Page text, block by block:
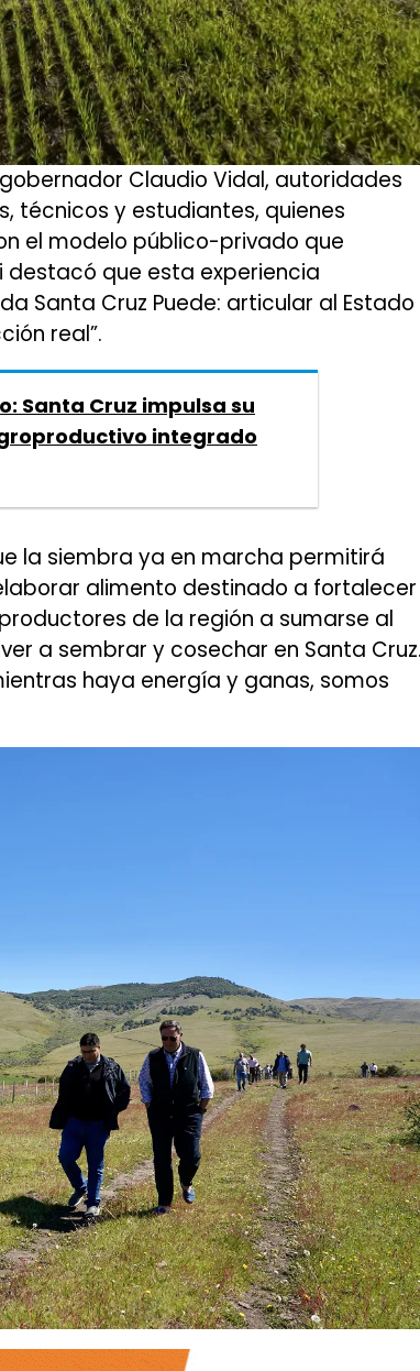
Claudio Vidal, autoridades
técnicos y estudiantes, quienes
el modelo público-privado que
destacó que esta experiencia
Santa Cruz Puede: articular al Estado
real”.
Santa Cruz impulsa su
integrado
la siembra ya en marcha permitirá
alimento destinado a fortalecer
de la región a sumarse al
a sembrar y cosechar en Santa Cruz.
haya energía y ganas, somos